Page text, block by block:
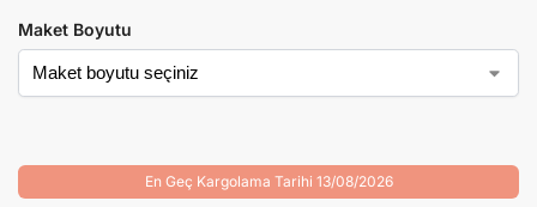
Maket Boyutu
En Geç Kargolama Tarihi 13/08/2026